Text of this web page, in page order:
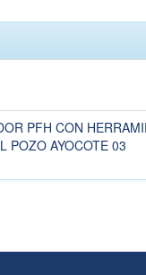
PFH CON
POZO AYOCOTE 03